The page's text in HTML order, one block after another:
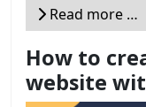
Read more …
How to
website